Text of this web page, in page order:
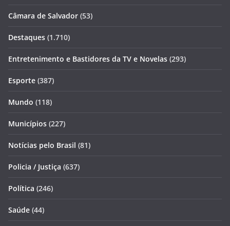
Câmara de Salvador (53)
Destaques (1.710)
Entretenimento e Bastidores da TV e Novelas (293)
Esporte (387)
Mundo (118)
Municípios (227)
Notícias pelo Brasil (81)
Policia / Justiça (637)
Política (246)
Saúde (44)